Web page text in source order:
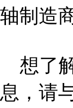
轴制造
想了
息，请